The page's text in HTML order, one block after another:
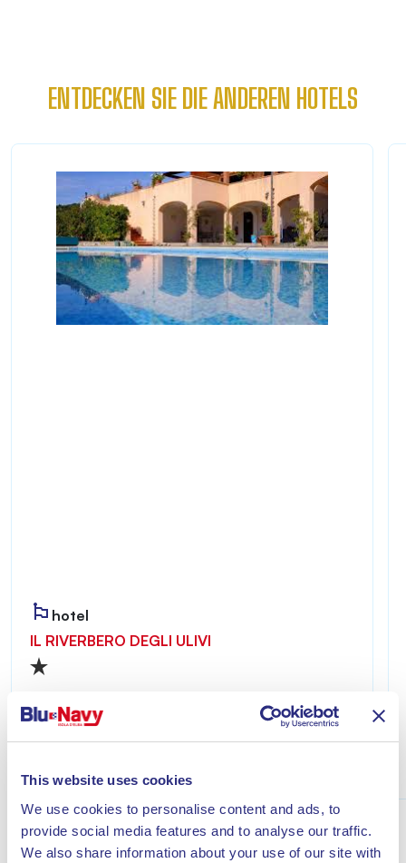
This website uses cookies
We use cookies to personalise content and ads, to
provide social media features and to analyse our traffic.
We also share information about your use of our site with
ENTDECKEN SIE DIE ANDEREN HOTELS
hotel
IL RIVERBERO DEGLI ULIVI
ruhiger Ort – ideal für alle, die einen erholsamen
Aufenthalt nur wenige Minuten vom Meer von
Lacona entfernt genießen möchten.